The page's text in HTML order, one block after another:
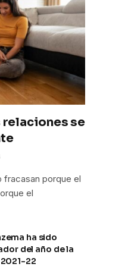
relaciones se
fracasan porque el
el
ha sido
del año de la
22